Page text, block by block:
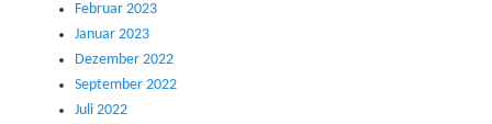
Februar 2023
Januar 2023
Dezember 2022
September 2022
Juli 2022